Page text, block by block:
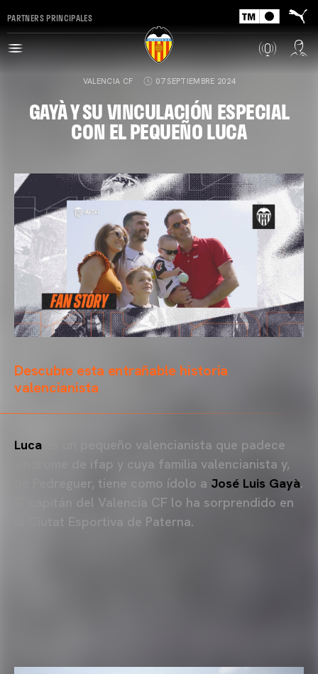
PARTNERS PRINCIPALES
VALENCIA CF 07 SEPTIEMBRE 2024
GAYÀ Y SU VINCULACIÓN ESPECIAL
CON EL PEQUEÑO LUCA
Descubre esta entrañable historia
valencianista
Luca es un pequeño valencianista que padece
síndrome de ifap y cuya familia valencianista y,
de Pedreguer, tiene como ídolo a José Luis Gayà.
El capitán del Valencia CF lo ha sorprendido en
la Ciutat Esportiva de Paterna.